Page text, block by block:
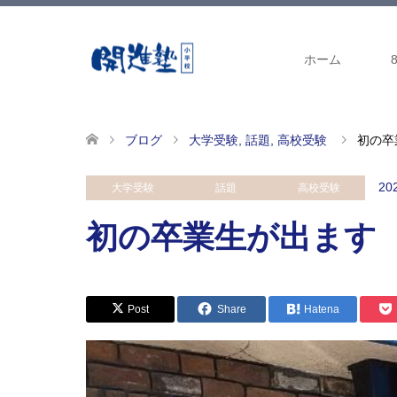
ホーム
ブログ 大学受験 話題 高校受験 初の
大学受験 話題 高校受験
初の卒業生が出ます
Post Share Hatena